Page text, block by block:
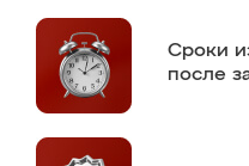
Сроки
после